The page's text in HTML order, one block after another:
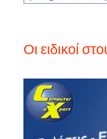
Οι ειδικοί